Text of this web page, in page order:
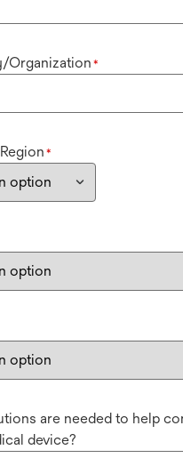
Organization *
*
are needed to help
device?